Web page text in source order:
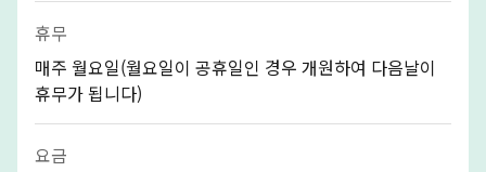
휴무
매주 월요일(월요일이 공휴일인 경우 개원하여 다음날이
휴무가 됩니다)
요금